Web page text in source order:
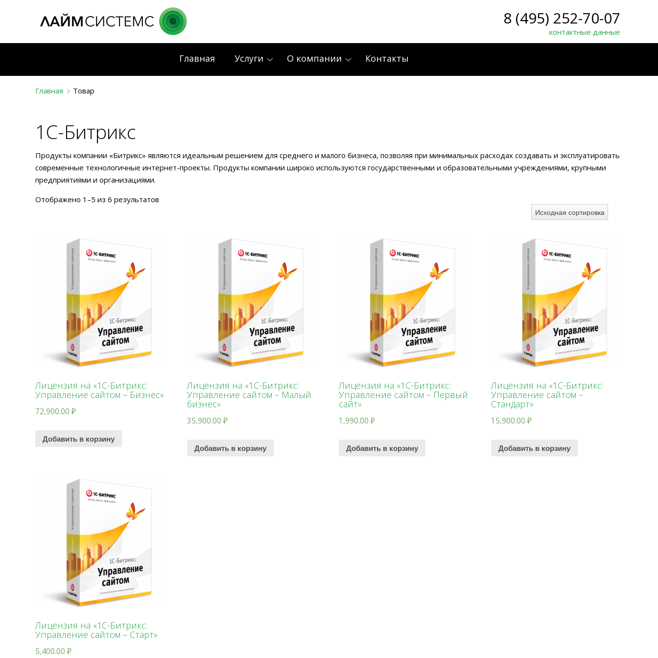
8 (495) 252-70-07
контактные данные
Главная Услуги О компании Контакты
Главная Товар
1С-Битрикс
Продукты компании «Битрикс» являются идеальным решением для среднего и малого бизнеса, позволяя при минимальных расходах создавать и эксплуатировать
современные технологичные интернет-проекты. Продукты компании широко используются государственными и образовательными учреждениями, крупными
предприятиями и организациями.
Отображено 1–5 из 6 результатов
Лицензия на «1С-Битрикс:
Управление сайтом – Бизнес»
72,900.00 ₽
Добавить в корзину
Лицензия на «1С-Битрикс:
Управление сайтом – Малый
бизнес»
35,900.00₽
Добавить в корзину
Лицензия на «1С-Битрикс:
Управление сайтом – Первый
сайт»
1,990.00₽
Добавить в корзину
Лицензия на «1С-Битрикс:
Управление сайтом –
Стандарт»
15,900.00 ₽
Добавить в корзину
Лицензия на «1С-Битрикс:
Управление сайтом – Старт»
5,400.00 ₽